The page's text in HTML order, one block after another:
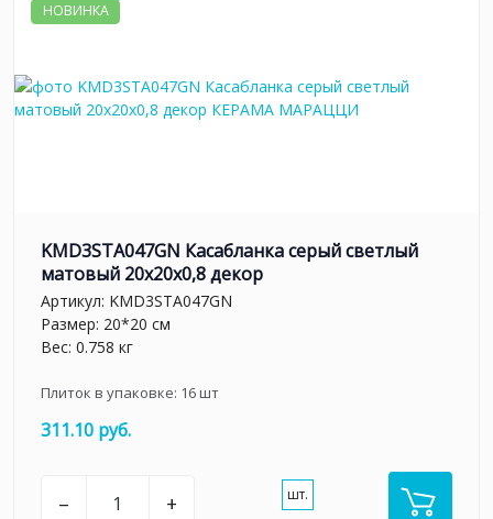
НОВИНКА
KMD3STA047GN Касабланка серый светлый
матовый 20x20x0,8 декор
Артикул: KMD3STA047GN
Размер: 20*20 см
Вес: 0.758 кг
Плиток в упаковке: 16шт
311.10 руб.
– + шт.